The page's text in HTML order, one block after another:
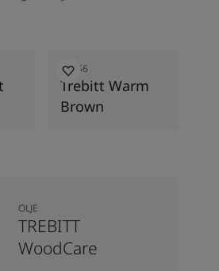
90056
Trebitt Warm
Brown
OLJE
TREBITT
WoodCare